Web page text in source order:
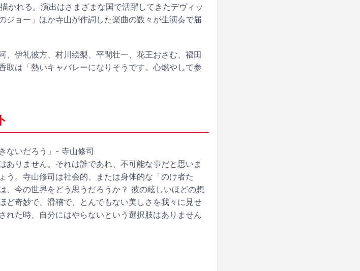
かれる。演出はさまざまな国で活躍してきたデヴィッ
ジョー」ほか寺山が作詞した楽曲の数々が生演奏で届
、伊礼彼方、村川絵梨、平間壮一、花王おさむ、福田
取は「熱いキャバレーになりそうです。心燃やして参
ないだろう」- 寺山修司
ありません。それは誰であれ、不可能な事だと思いま
う。寺山修司は社会的、または身体的な「のけ者た
、今の世界をどう思うだろうか？ 彼の眩しいほどの想
ど奇妙で、滑稽で、とんでもない美しさを我々に見せ
れた時、自分にはやらないという選択肢はありません